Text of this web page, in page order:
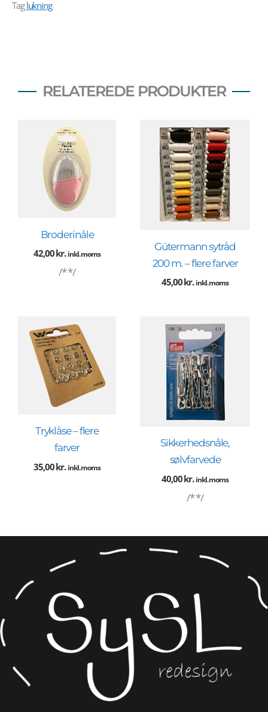
Tag lukning
RELATEREDE PRODUKTER
Broderinåle
42,00kr. inkl. moms
/* */
Gütermann sytråd
200 m. – flere farver
45,00kr. inkl. moms
Tryklåse – flere
farver
35,00kr. inkl. moms
Sikkerhedsnåle,
sølvfarvede
40,00kr. inkl. moms
/* */